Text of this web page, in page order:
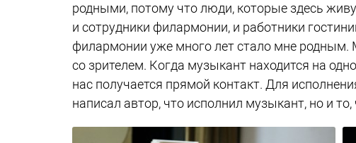
родными, потому что люди, которые здесь
и сотрудники филармонии, и работники
филармонии уже много лет стало мне родным.
со зрителем. Когда музыкант находится на
нас получается прямой контакт. Для
написал автор, что исполнил музыкант, но и